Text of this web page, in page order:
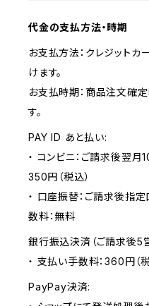
代金の支払方法・時期
お支払方法：クレジット
けます。
お支払時期：商品注文確
す。
PAY ID あと払い:
・ コンビニ：ご請求後翌月
350円（税込）
・ 口座振替：ご請求後指
数料：無料
銀行振込決済（ご請求後5
・ 支払い手数料：360円（税
PayPay決済: